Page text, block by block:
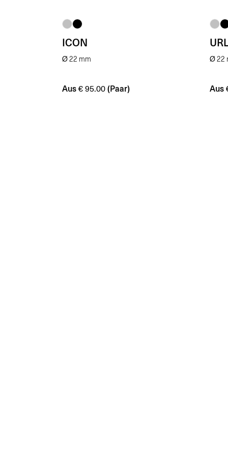
ICON
Ø 22 mm
Aus € 95.00 (Paar)
Ø 22
Aus